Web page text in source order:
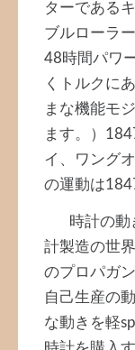
ターである
ブルローラ
48時間パワ
くトルクに
まな機能モ
ます。）
イ、ワング
の運動は
時計の動
計製造の世
のプロパガ
自己生産の
な動きを軽